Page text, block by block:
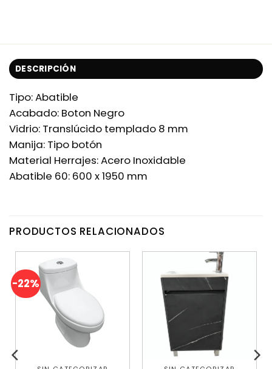
DESCRIPCIÓN
Tipo: Abatible
Acabado: Boton Negro
Vidrio: Translúcido templado 8 mm
Manija: Tipo botón
Material Herrajes: Acero Inoxidable
Abatible 60: 600 x 1950 mm
PRODUCTOS RELACIONADOS
-22%